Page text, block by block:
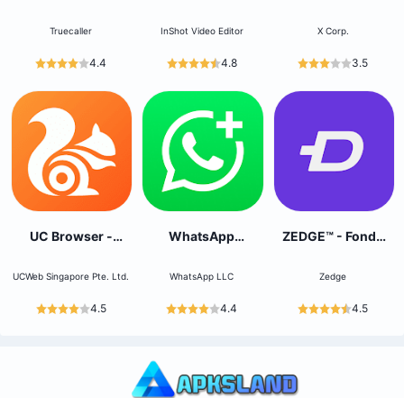
Truecaller
4.4
InShot Video Editor
4.8
X Corp.
3.5
UC Browser -
UCWeb Singapore Pte. Ltd.
4.5
WhatsApp
WhatsApp LLC
4.4
ZEDGE™ - Fonds
Zedge
4.5